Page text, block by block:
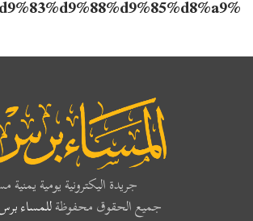
جريدة اليكترونية يومية يمنية مستقلة..
الحقوق محفوظةللمساء برس2023 ©